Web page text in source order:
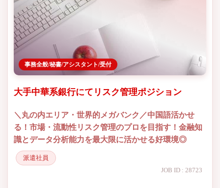
事務全般/秘書/アシスタント/受付
大手中華系銀行にてリスク管理ポジション
＼丸の内エリア・世界的メガバンク／中国語活かせ
る！市場・流動性リスク管理のプロを目指す！金融知
識とデータ分析能力を最大限に活かせる好環境◎
派遣社員
JOB ID : 28723